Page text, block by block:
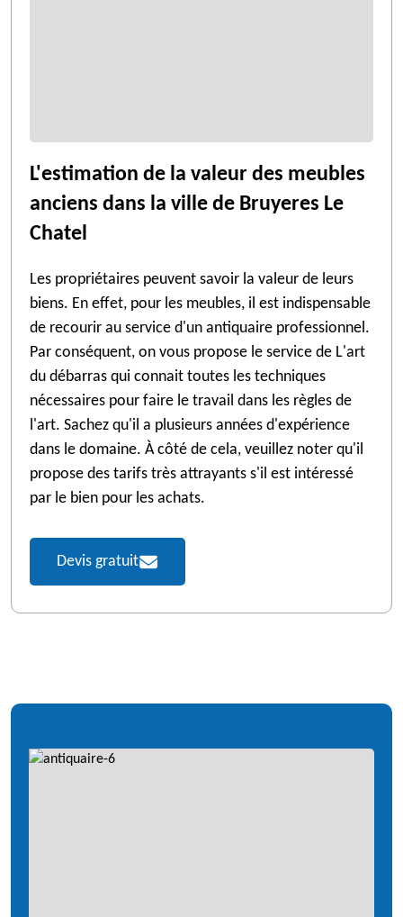
L'estimation de la valeur des meubles
anciens dans la ville de Bruyeres Le
Chatel
Les propriétaires peuvent savoir la valeur de leurs
biens. En effet, pour les meubles, il est indispensable
de recourir au service d'un antiquaire professionnel.
Par conséquent, on vous propose le service de L'art
du débarras qui connait toutes les techniques
nécessaires pour faire le travail dans les règles de
l'art. Sachez qu'il a plusieurs années d'expérience
dans le domaine. À côté de cela, veuillez noter qu'il
propose des tarifs très attrayants s'il est intéressé
par le bien pour les achats.
Devis gratuit